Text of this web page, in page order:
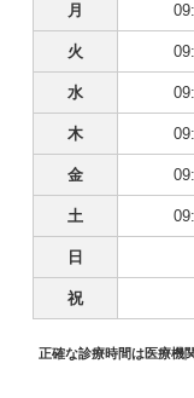
月
火
水
木
金
土
日
祝
正確な診療時間は医療機